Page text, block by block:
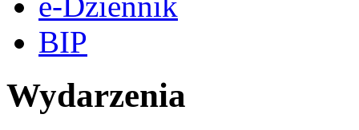
BIP
Wydarzenia